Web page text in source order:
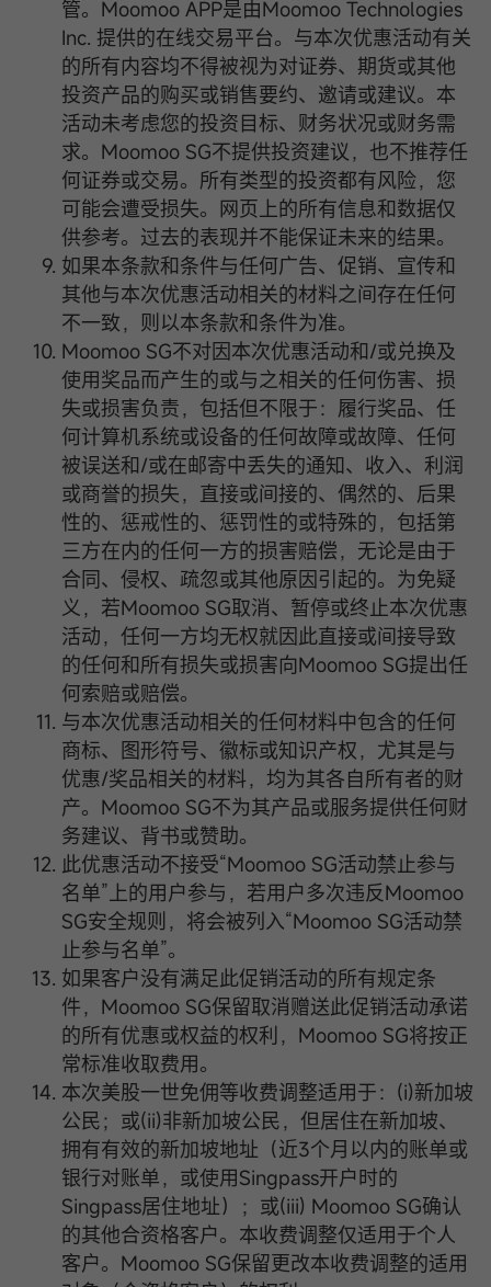
管。Moomoo APP是由Moomoo Technologies
Inc. 提供的在线交易平台。与本次优惠活动有关
的所有内容均不得被视为对证券、期货或其他
投资产品的购买或销售要约、邀请或建议。本
活动未考虑您的投资目标、财务状况或财务需
求。Moomoo SG不提供投资建议，也不推荐任
何证券或交易。所有类型的投资都有风险，您
可能会遭受损失。网页上的所有信息和数据仅
供参考。过去的表现并不能保证未来的结果。
如果本条款和条件与任何广告、促销、宣传和
其他与本次优惠活动相关的材料之间存在任何
不一致，则以本条款和条件为准。
Moomoo SG不对因本次优惠活动和/或兑换及
使用奖品而产生的或与之相关的任何伤害、损
失或损害负责，包括但不限于：履行奖品、任
何计算机系统或设备的任何故障或故障、任何
被误送和/或在邮寄中丢失的通知、收入、利润
或商誉的损失，直接或间接的、偶然的、后果
性的、惩戒性的、惩罚性的或特殊的，包括第
三方在内的任何一方的损害赔偿，无论是由于
合同、侵权、疏忽或其他原因引起的。为免疑
义，若Moomoo SG取消、暂停或终止本次优惠
活动，任何一方均无权就因此直接或间接导致
的任何和所有损失或损害向Moomoo SG提出任
何索赔或赔偿。
与本次优惠活动相关的任何材料中包含的任何
商标、图形符号、徽标或知识产权，尤其是与
优惠/奖品相关的材料，均为其各自所有者的财
产。Moomoo SG不为其产品或服务提供任何财
务建议、背书或赞助。
此优惠活动不接受“Moomoo SG活动禁止参与
名单”上的用户参与，若用户多次违反Moomoo
SG安全规则，将会被列入“Moomoo SG活动禁
止参与名单”。
如果客户没有满足此促销活动的所有规定条
件，Moomoo SG保留取消赠送此促销活动承诺
的所有优惠或权益的权利，Moomoo SG将按正
常标准收取费用。
本次美股一世免佣等收费调整适用于：(i)新加坡
公民；或(ii)非新加坡公民，但居住在新加坡、
拥有有效的新加坡地址（近3个月以内的账单或
银行对账单，或使用Singpass开户时的
Singpass居住地址）；或(iii) Moomoo SG确认
的其他合资格客户。本收费调整仅适用于个人
客户。Moomoo SG保留更改本收费调整的适用